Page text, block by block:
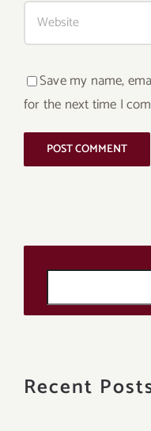
Save my name,
for the next time I
Recent